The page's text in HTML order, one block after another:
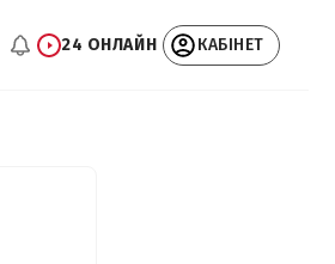
24 ОНЛАЙН КАБІНЕТ